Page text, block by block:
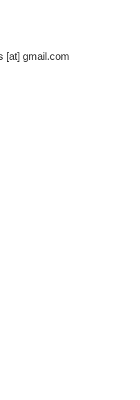
[at] gmail.com